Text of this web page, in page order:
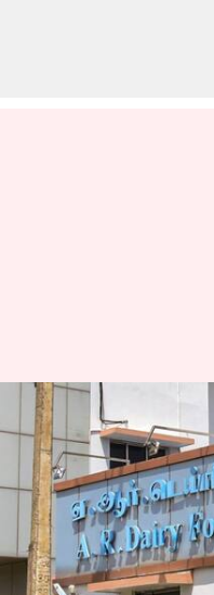
ఫుడ్స్‌ ఏ
ఉల్లంఘించిందని
ప్రశ్నించిన
వ్రాసిన వారు Sirish Praharaju Oct